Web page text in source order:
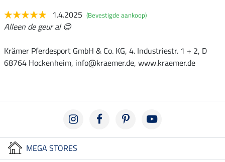
1.4.2025 (Bevestigde aankoop)
Alleen de geur al 😊
Krämer Pferdesport GmbH & Co. KG, 4. Industriestr. 1 + 2, D
68764 Hockenheim, info@kraemer.de, www.kraemer.de
MEGA STORES